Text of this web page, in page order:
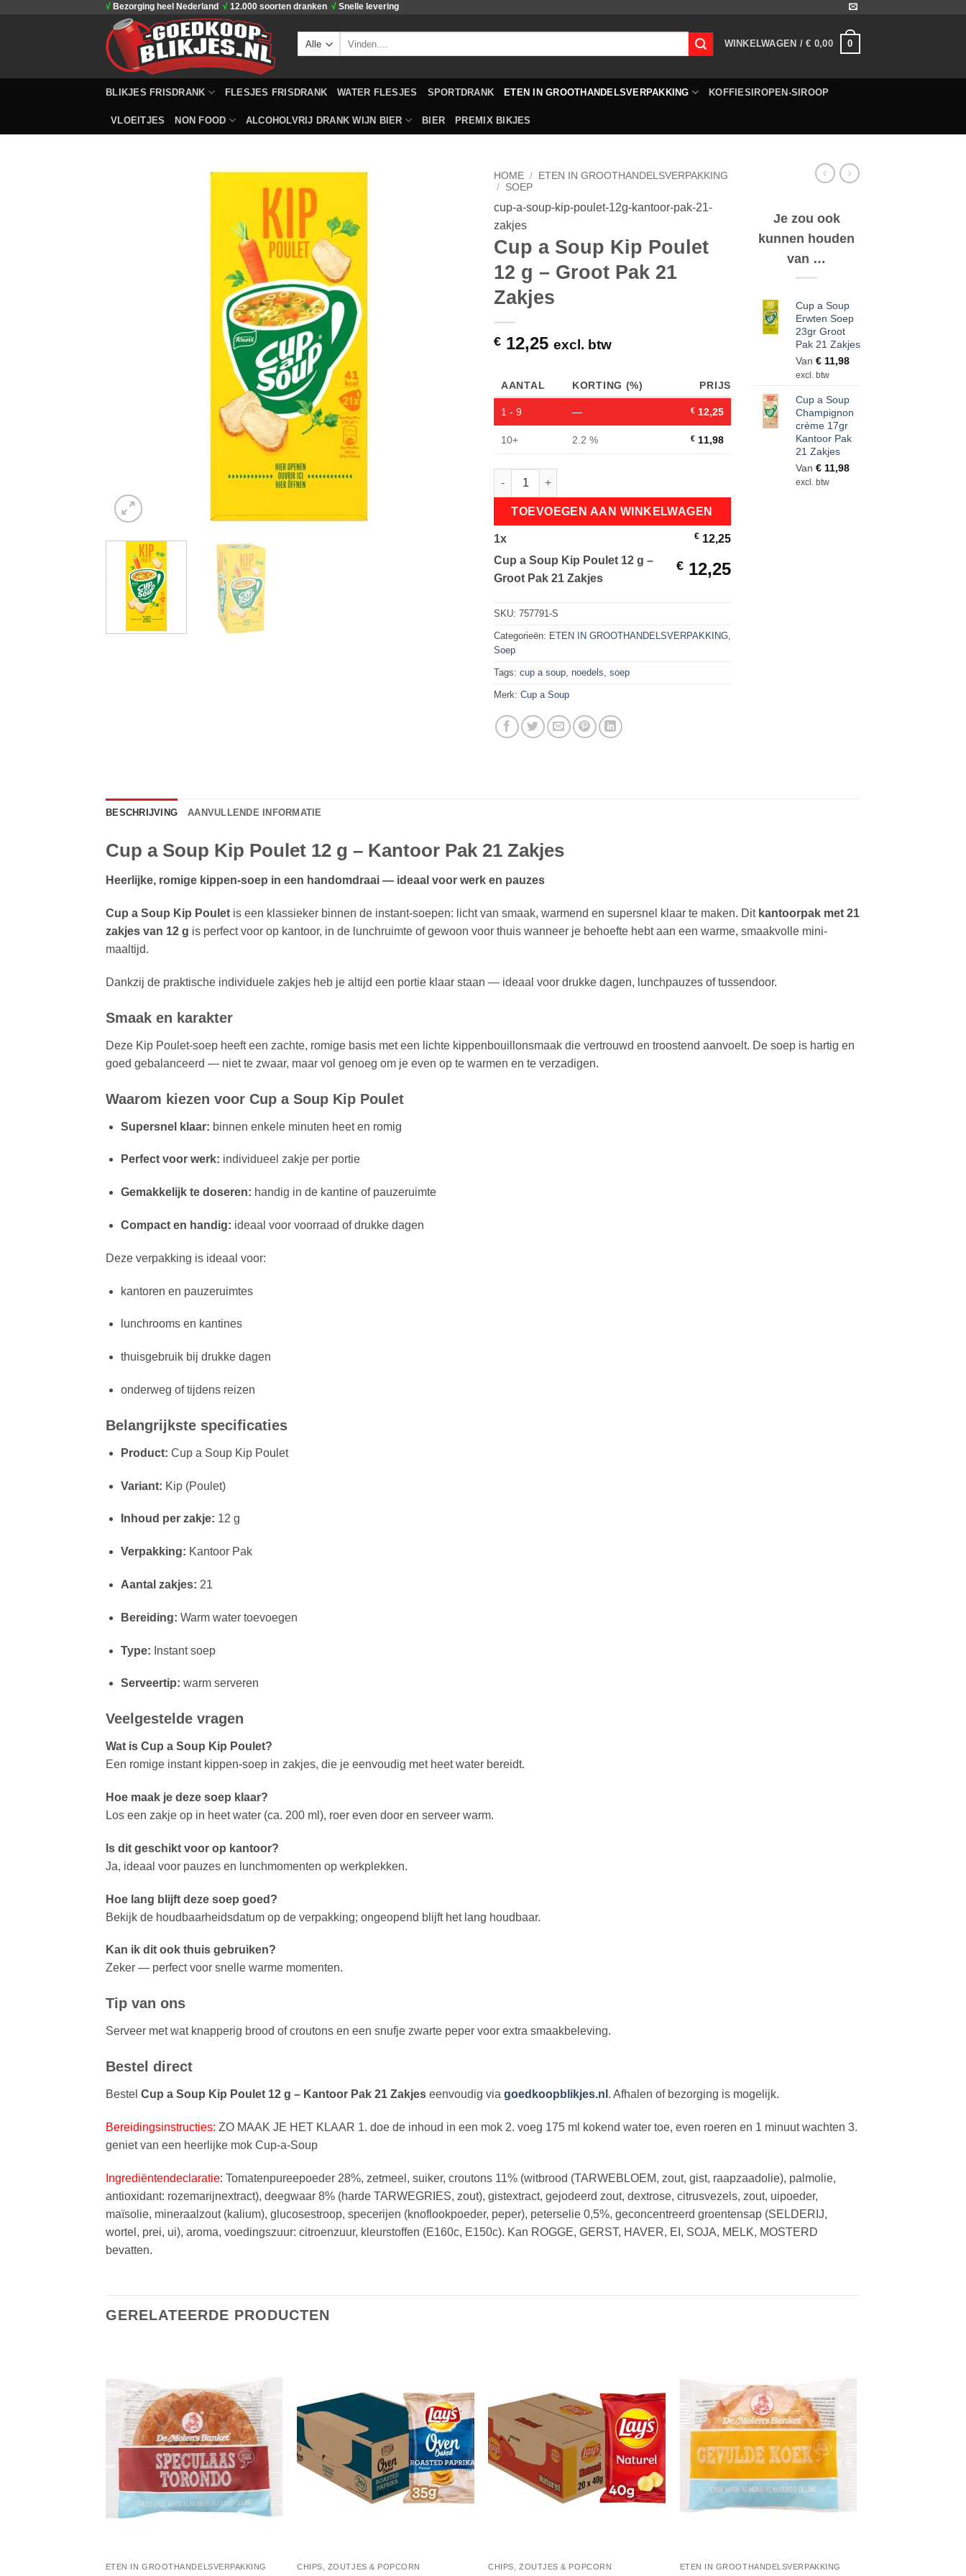
√ Bezorging heel Nederland √ 12.000 soorten dranken √ Snelle levering
WINKELWAGEN /€ 0,00 0
BLIKJES FRISDRANK FLESJES FRISDRANK WATER FLESJES SPORTDRANK ETEN IN GROOTHANDELSVERPAKKING KOFFIESIROPEN-SIROOP
VLOEITJES NON FOOD ALCOHOLVRIJ DRANK WIJN BIER BIER PREMIX BIKJES
HOME /
ETEN IN GROOTHANDELSVERPAKKING
/ SOEP
cup-a-soup-kip-poulet-12g-kantoor-pak-21-
zakjes
Cup a Soup Kip Poulet
12 g – Groot Pak 21
Zakjes
€ 12,25 excl. btw
AANTAL KORTING (%) PRIJS
1 - 9 — € 12,25
10+ 2.2 % € 11,98
Cup a Soup Kip Poulet 12 g – Groot Pak 21 Zakjes aantal
TOEVOEGEN AAN WINKELWAGEN
1x € 12,25
Cup a Soup Kip Poulet 12 g –
Groot Pak 21 Zakjes
€ 12,25
SKU: 757791-S
Categorieën: ETEN IN GROOTHANDELSVERPAKKING
Soep
Tags: cup a soup noedels soep
Merk: Cup a Soup
Je zou ook
kunnen houden
van …
Cup a Soup
Erwten Soep
23gr Groot
Pak 21 Zakjes
Van € 11,98
excl. btw
Cup a Soup
Champignon
crème 17gr
Kantoor Pak
21 Zakjes
Van € 11,98
excl. btw
BESCHRIJVING AANVULLENDE INFORMATIE
Cup a Soup Kip Poulet 12 g – Kantoor Pak 21 Zakjes
Heerlijke, romige kippen-soep in een handomdraai — ideaal voor werk en pauzes
Cup a Soup Kip Poulet is een klassieker binnen de instant-soepen: licht van smaak, warmend en supersnel klaar te maken. Dit kantoorpak met 21
zakjes van 12 g is perfect voor op kantoor, in de lunchruimte of gewoon voor thuis wanneer je behoefte hebt aan een warme, smaakvolle mini-
maaltijd.
Dankzij de praktische individuele zakjes heb je altijd een portie klaar staan — ideaal voor drukke dagen, lunchpauzes of tussendoor.
Smaak en karakter
Deze Kip Poulet-soep heeft een zachte, romige basis met een lichte kippenbouillon­smaak die vertrouwd en troostend aanvoelt. De soep is hartig en
goed gebalanceerd — niet te zwaar, maar vol genoeg om je even op te warmen en te verzadigen.
Waarom kiezen voor Cup a Soup Kip Poulet
Supersnel klaar: binnen enkele minuten heet en romig
Perfect voor werk: individueel zakje per portie
Gemakkelijk te doseren: handig in de kantine of pauzeruimte
Compact en handig: ideaal voor voorraad of drukke dagen
Deze verpakking is ideaal voor:
kantoren en pauzeruimtes
lunchrooms en kantines
thuisgebruik bij drukke dagen
onderweg of tijdens reizen
Belangrijkste specificaties
Product: Cup a Soup Kip Poulet
Variant: Kip (Poulet)
Inhoud per zakje: 12 g
Verpakking: Kantoor Pak
Aantal zakjes: 21
Bereiding: Warm water toevoegen
Type: Instant soep
Serveertip: warm serveren
Veelgestelde vragen
Wat is Cup a Soup Kip Poulet?
Een romige instant kippen-soep in zakjes, die je eenvoudig met heet water bereidt.
Hoe maak je deze soep klaar?
Los een zakje op in heet water (ca. 200 ml), roer even door en serveer warm.
Is dit geschikt voor op kantoor?
Ja, ideaal voor pauzes en lunchmomenten op werkplekken.
Hoe lang blijft deze soep goed?
Bekijk de houdbaarheidsdatum op de verpakking; ongeopend blijft het lang houdbaar.
Kan ik dit ook thuis gebruiken?
Zeker — perfect voor snelle warme momenten.
Tip van ons
Serveer met wat knapperig brood of croutons en een snufje zwarte peper voor extra smaakbeleving.
Bestel direct
Bestel Cup a Soup Kip Poulet 12 g – Kantoor Pak 21 Zakjes eenvoudig via goedkoopblikjes.nl . Afhalen of bezorging is mogelijk.
Bereidingsinstructies: ZO MAAK JE HET KLAAR 1. doe de inhoud in een mok 2. voeg 175 ml kokend water toe, even roeren en 1 minuut wachten 3.
geniet van een heerlijke mok Cup-a-Soup
Ingrediëntendeclaratie: Tomatenpureepoeder 28%, zetmeel, suiker, croutons 11% (witbrood (TARWEBLOEM, zout, gist, raapzaadolie), palmolie,
antioxidant: rozemarijnextract), deegwaar 8% (harde TARWEGRIES, zout), gistextract, gejodeerd zout, dextrose, citrusvezels, zout, uipoeder,
maïsolie, mineraalzout (kalium), glucosestroop, specerijen (knoflookpoeder, peper), peterselie 0,5%, geconcentreerd groentensap (SELDERIJ,
wortel, prei, ui), aroma, voedingszuur: citroenzuur, kleurstoffen (E160c, E150c). Kan ROGGE, GERST, HAVER, EI, SOJA, MELK, MOSTERD
bevatten.
GERELATEERDE PRODUCTEN
Toevoegen
aan
verlanglijst
ETEN IN GROOTHANDELSVERPAKKING
aan
verlanglijst
CHIPS, ZOUTJES & POPCORN
aan
verlanglijst
CHIPS, ZOUTJES & POPCORN
verlanglijst
ETEN IN GROOTHANDELSVERPAKKING